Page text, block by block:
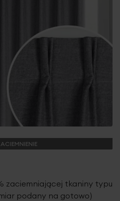
zaciemniającej tkaniny typu
podany na gotowo)